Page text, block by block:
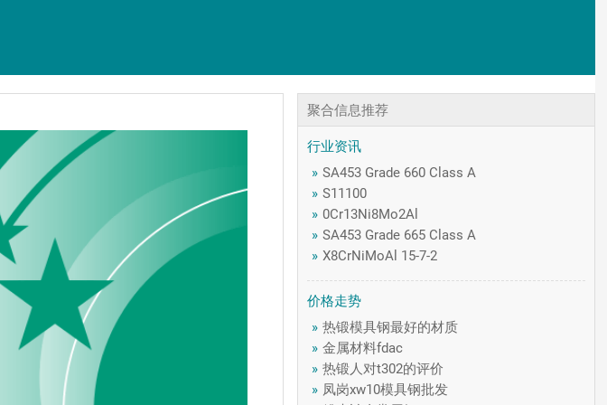
聚合信息推荐
行业资讯
» SA453 Grade 660 Class A
» S11100
» 0Cr13Ni8Mo2Al
» SA453 Grade 665 Class A
» X8CrNiMoAl 15-7-2
价格走势
» 热锻模具钢最好的材质
» 金属材料fdac
» 热锻人对t302的评价
» 凤岗xw10模具钢批发